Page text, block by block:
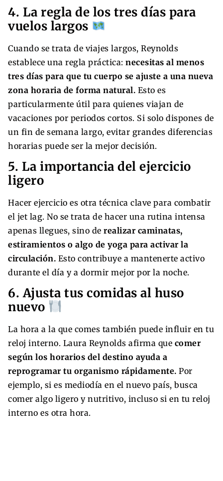
4. La regla de los tres días para
vuelos largos
Cuando se trata de viajes largos, Reynolds
establece una regla práctica: necesitas al menos
tres días para que tu cuerpo se ajuste a una nueva
zona horaria de forma natural. Esto es
particularmente útil para quienes viajan de
vacaciones por periodos cortos. Si solo dispones de
un fin de semana largo, evitar grandes diferencias
horarias puede ser la mejor decisión.
5. La importancia del ejercicio
ligero
Hacer ejercicio es otra técnica clave para combatir
el jet lag. No se trata de hacer una rutina intensa
apenas llegues, sino de realizar caminatas,
estiramientos o algo de yoga para activar la
circulación. Esto contribuye a mantenerte activo
durante el día y a dormir mejor por la noche.
6. Ajusta tus comidas al huso
nuevo
La hora a la que comes también puede influir en tu
reloj interno. Laura Reynolds afirma que comer
según los horarios del destino ayuda a
reprogramar tu organismo rápidamente. Por
ejemplo, si es mediodía en el nuevo país, busca
comer algo ligero y nutritivo, incluso si en tu reloj
interno es otra hora.